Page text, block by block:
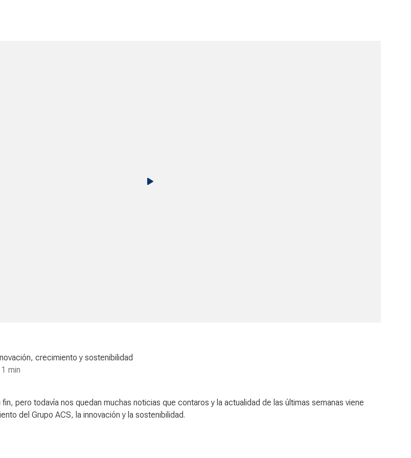
crecimiento y sostenibilidad
min
pero todavía nos quedan muchas noticias que contaros y la actualidad de las últimas semanas viene
del Grupo ACS, la innovación y la sostenibilidad.